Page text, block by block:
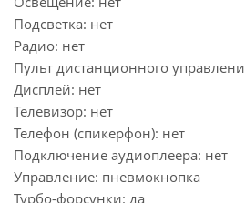
Подсветка: нет
Радио: нет
Пульт дистанционного
Дисплей: нет
Телевизор: нет
Телефон (спикерфон): нет
Подключение аудиоплеера: нет
Управление: пневмокнопка
Турбо-форсунки: да